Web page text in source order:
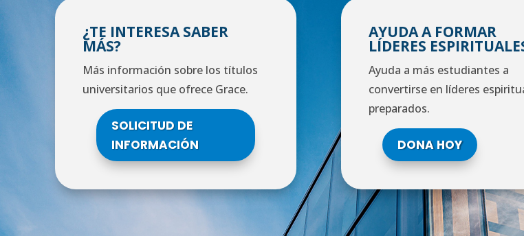
¿TE INTERESA SABER
MÁS?
Más información sobre los títulos
universitarios que ofrece Grace.
SOLICITUD DE
INFORMACIÓN
AYUDA A FORMAR
LÍDERES
Ayuda a más estudiantes a
convertirse en líderes
preparados.
DONA HOY